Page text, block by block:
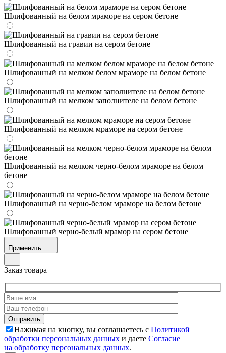
Шлифованный на белом мраморе на сером бетоне
Шлифованный на гравии на сером бетоне
Шлифованный на мелком белом мраморе на белом бетоне
Шлифованный на мелком заполнителе на белом бетоне
Шлифованный на мелком мраморе на сером бетоне
Шлифованный на мелком черно-белом мраморе на белом
бетоне
Шлифованный на черно-белом мраморе на белом бетоне
Шлифованный черно-белый мрамор на сером бетоне
Применить
Заказ товара
Нажимая на кнопку, вы соглашаетесь с Политикой
обработки персональных данных и даете Согласие
на обработку персональных данных.